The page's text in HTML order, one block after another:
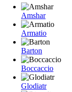
Amshar
Armatio
Barton
Boccaccio
Glodiatr